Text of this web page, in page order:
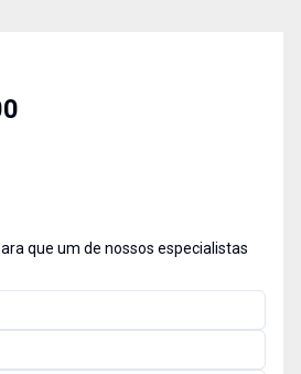
que um de nossos especialistas